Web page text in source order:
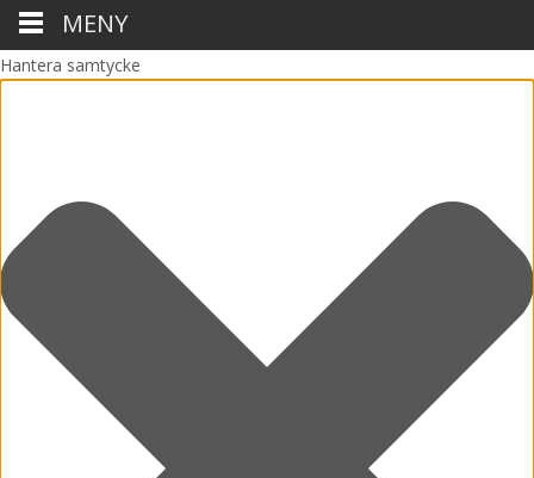
Hantera samtycke
MENY